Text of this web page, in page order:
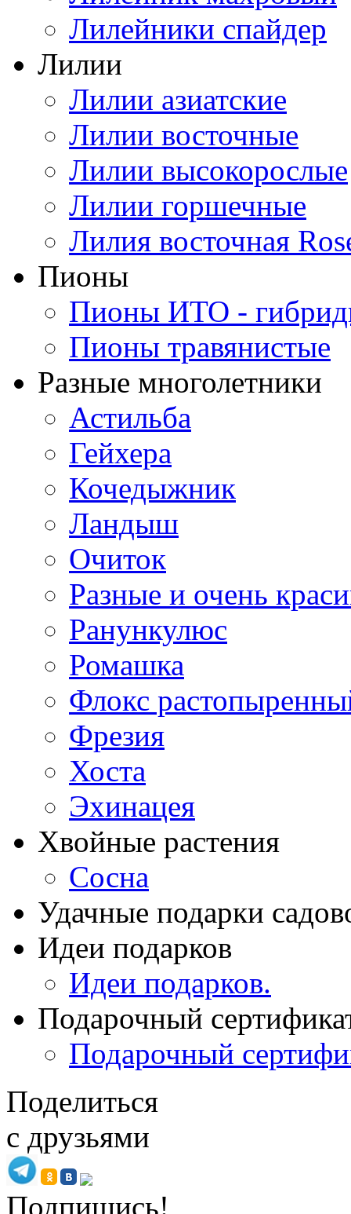
Лилейники спайдер
Лилии
Лилии азиатские
Лилии восточные
Лилии высокорослые
Лилии горшечные
Лилия восточная
Пионы
Пионы ИТО -
Пионы травянистые
Разные многолетники
Астильба
Гейхера
Кочедыжник
Ландыш
Очиток
Разные и очень
Ранункулюс
Ромашка
Флокс
Фрезия
Хоста
Эхинацея
Хвойные растения
Сосна
Удачные подарки
Идеи подарков
Идеи подарков.
Подарочный
Подарочный
Поделиться
с друзьями
Подпишись!